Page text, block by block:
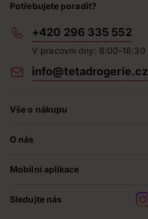
Potřebujete poradit?
+420 296 335 552
V pracovní dny: 8:00–16:30
info@tetadrogerie.cz
Vše o nákupu
Prodejny
Obchodní podmínky
O nás
Teta pomáhá
Mobilní aplikace
Sledujte nás